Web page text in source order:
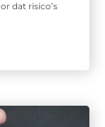
dat risico’s